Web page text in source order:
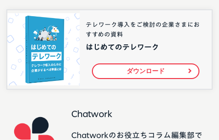
テレワーク導入をご検討の企業さまにお
すすめの資料
はじめてのテレワーク
ダウンロード
Chatwork
Chatworkのお役立ちコラム編集部で